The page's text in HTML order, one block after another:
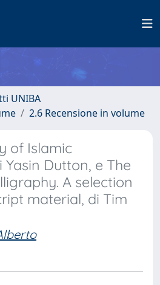
UNIBA
2.6 Recensione in volume
of Islamic
Yasin Dutton, e The
A selection
material, di Tim